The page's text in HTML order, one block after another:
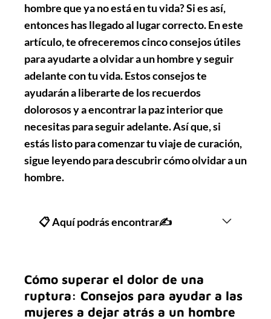
hombre que ya no está en tu vida? Si es así,
entonces has llegado al lugar correcto. En este
artículo, te ofreceremos cinco consejos útiles
para ayudarte a olvidar a un hombre y seguir
adelante con tu vida. Estos consejos te
ayudarán a liberarte de los recuerdos
dolorosos y a encontrar la paz interior que
necesitas para seguir adelante. Así que, si
estás listo para comenzar tu viaje de curación,
sigue leyendo para descubrir cómo olvidar a un
hombre.
📋 Aquí podrás encontrar✍
Cómo superar el dolor de una
ruptura: Consejos para ayudar a las
mujeres a dejar atrás a un hombre